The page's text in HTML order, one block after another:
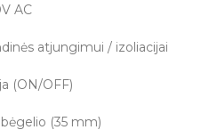
AC
atjungimui / izoliacijai
(ON/OFF)
(35 mm)